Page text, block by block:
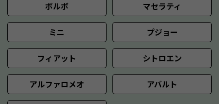
ボルボ マセラティ
ミニ プジョー
フィアット シトロエン
アルファロメオ アバルト